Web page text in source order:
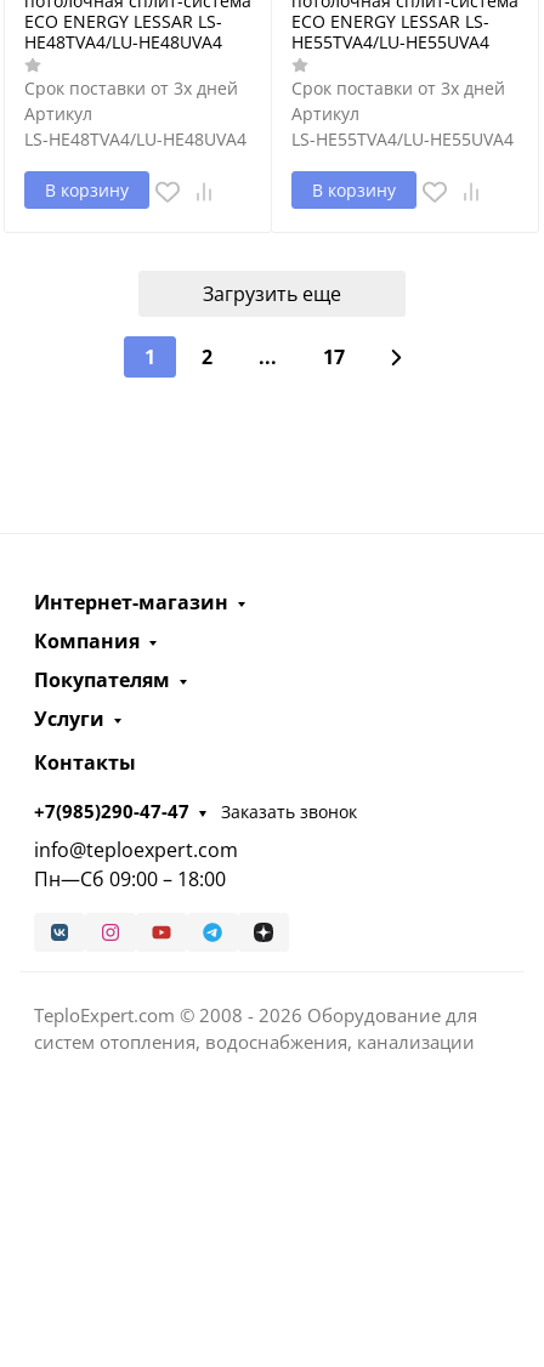
ECO ENERGY LESSAR LS-
HE48TVA4/LU-HE48UVA4
Срок поставки от 3х дней
Артикул
LS-HE48TVA4/LU-HE48UVA4
В корзину
ECO ENERGY LESSAR LS-
HE55TVA4/LU-HE55UVA4
Срок поставки от 3х дней
Артикул
LS-HE55TVA4/LU-HE55UVA4
В корзину
Загрузить еще
1 2 ... 17
Интернет-магазин
Компания
Покупателям
Услуги
Контакты
+7(985)290-47-47 Заказать звонок
info@teploexpert.com
Пн—Сб 09:00 – 18:00
TeploExpert.com © 2008 - 2026 Оборудование для
систем отопления, водоснабжения, канализации